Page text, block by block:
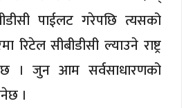
पाईलट गरेपछि त्यसको
रिटेल सीबीडीसी ल्याउने राष्ट्र
। जुन आम सर्वसाधारणको
।